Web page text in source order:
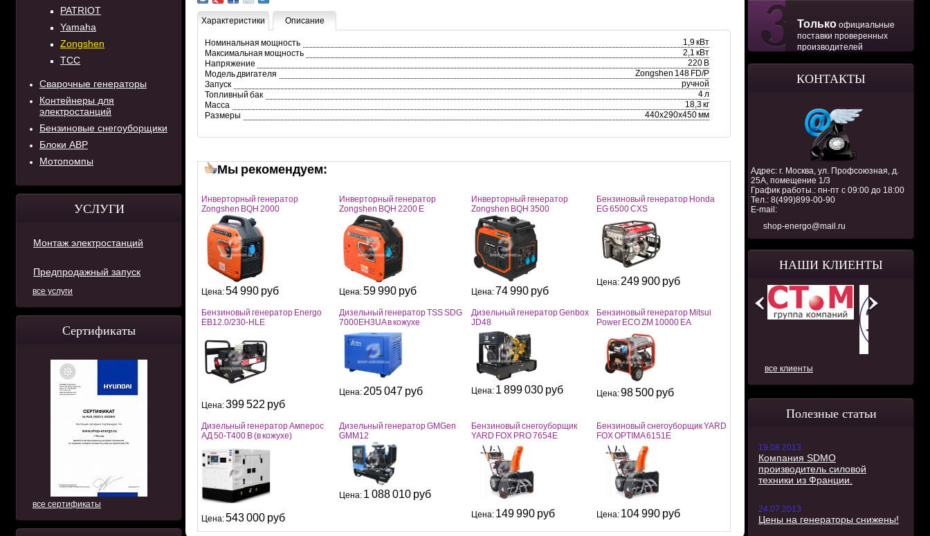
PATRIOT
Yamaha
Zongshen
ТСС
Сварочные генераторы
Контейнеры для
электростанций
Бензиновые снегоуборщики
Блоки АВР
Мотопомпы
УСЛУГИ
Монтаж электростанций
Предпродажный запуск
все услуги
Сертификаты
все сертификаты
Только официальные
поставки проверенных
производителей
КОНТАКТЫ
Адрес: г. Москва, ул. Профсоюзная, д.
25А, помещение 1/3
График работы.: пн-пт с 09:00 до 18:00
Тел.: 8(499)899-00-90
E-mail:
shop-energo@mail.ru
НАШИ КЛИЕНТЫ
все клиенты
Полезные статьи
19.08.2013
Компания SDMO
производитель силовой
техники из Франции.
24.07.2013
Цены на генераторы снижены!
Характеристики Описание
Номинальная мощность
1,9 кВт
Максимальная мощность
2,1 кВт
Напряжение
220 В
Модель двигателя
Zongshen 148 FD/P
Запуск
ручной
Топливный бак
4 л
Масса
18,3 кг
Размеры
440х290х450 мм
Мы рекомендуем:
Инверторный генератор
Zongshen BQH 2000
Цена:54 990 руб
Инверторный генератор
Zongshen BQH 2200 E
Цена:59 990 руб
Инверторный генератор
Zongshen BQH 3500
Цена:74 990 руб
Бензиновый генератор Honda
EG 6500 CXS
Цена:249 900 руб
Бензиновый генератор Energo
EB12.0/230-HLE
Цена:399 522 руб
Дизельный генератор TSS SDG
7000EH3UA в кожухе
Цена: 205 047 руб
Дизельный генератор Genbox
JD48
Цена: 1 899 030 руб
Бензиновый генератор Mitsui
Power ECO ZM 10000 EA
Цена:98 500 руб
Дизельный генератор Амперос
АД 50-Т400 B (в кожухе)
Цена:543 000 руб
Дизельный генератор GMGen
GMM12
Цена: 1 088 010 руб
Бензиновый снегоуборщик
YARD FOX PRO 7654E
Цена: 149 990 руб
Бензиновый снегоуборщик YARD
FOX OPTIMA 6151E
Цена: 104 990 руб